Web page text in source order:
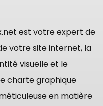
est votre expert de
votre site internet, la
visuelle et le
charte graphique
en matière